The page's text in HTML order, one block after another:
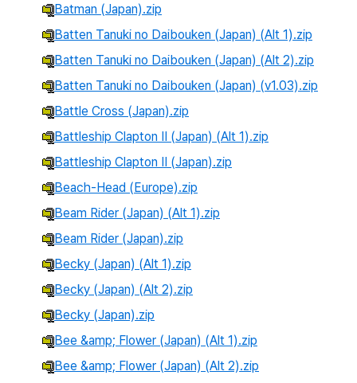
Batman (Japan).zip
Batten Tanuki no Daibouken (Japan) (Alt 1).zip
Batten Tanuki no Daibouken (Japan) (Alt 2).zip
Batten Tanuki no Daibouken (Japan) (v1.03).zip
Battle Cross (Japan).zip
Battleship Clapton II (Japan) (Alt 1).zip
Battleship Clapton II (Japan).zip
Beach-Head (Europe).zip
Beam Rider (Japan) (Alt 1).zip
Beam Rider (Japan).zip
Becky (Japan) (Alt 1).zip
Becky (Japan) (Alt 2).zip
Becky (Japan).zip
Bee &amp; Flower (Japan) (Alt 1).zip
Bee &amp; Flower (Japan) (Alt 2).zip